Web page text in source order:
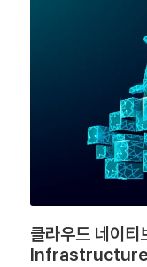
클라우드 네이
Infrastructure